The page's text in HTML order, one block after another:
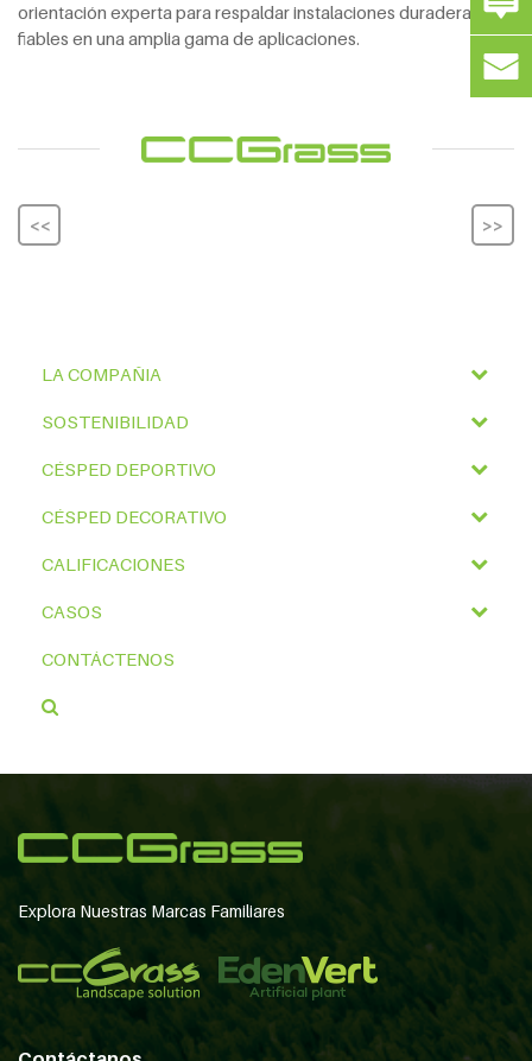
orientación experta para respaldar instalaciones duraderas y
fiables en una amplia gama de aplicaciones.
<< >>
LA COMPAÑIA
SOSTENIBILIDAD
CÉSPED DEPORTIVO
CÉSPED DECORATIVO
CALIFICACIONES
CASOS
CONTÁCTENOS
Explora Nuestras Marcas Familiares